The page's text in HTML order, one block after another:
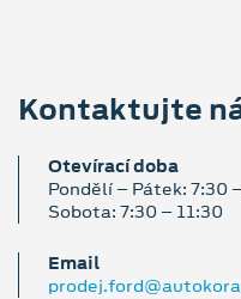
Kontaktujte
Otevírací doba
Pondělí – Pátek: 7:30
Sobota: 7:30 – 11:30
Email